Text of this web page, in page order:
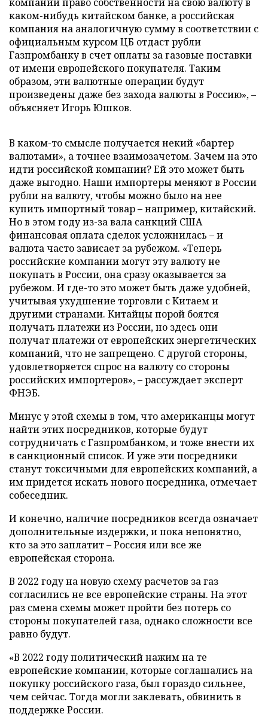
каком-нибудь китайском банке, а российская
компания на аналогичную сумму в соответствии с
официальным курсом ЦБ отдаст рубли
Газпромбанку в счет оплаты за газовые поставки
от имени европейского покупателя. Таким
образом, эти валютные операции будут
произведены даже без захода валюты в Россию», –
объясняет Игорь Юшков.
В каком-то смысле получается некий «бартер
валютами», а точнее взаимозачетом. Зачем на это
идти российской компании? Ей это может быть
даже выгодно. Наши импортеры меняют в России
рубли на валюту, чтобы можно было на нее
купить импортный товар – например, китайский.
Но в этом году из-за вала санкций США
финансовая оплата сделок усложнилась – и
валюта часто зависает за рубежом. «Теперь
российские компании могут эту валюту не
покупать в России, она сразу оказывается за
рубежом. И где-то это может быть даже удобней,
учитывая ухудшение торговли с Китаем и
другими странами. Китайцы порой боятся
получать платежи из России, но здесь они
получат платежи от европейских энергетических
компаний, что не запрещено. С другой стороны,
удовлетворяется спрос на валюту со стороны
российских импортеров», – рассуждает эксперт
ФНЭБ.
Минус у этой схемы в том, что американцы могут
найти этих посредников, которые будут
сотрудничать с Газпромбанком, и тоже внести их
в санкционный список. И уже эти посредники
станут токсичными для европейских компаний, а
им придется искать нового посредника, отмечает
собеседник.
И конечно, наличие посредников всегда означает
дополнительные издержки, и пока непонятно,
кто за это заплатит – Россия или все же
европейская сторона.
В 2022 году на новую схему расчетов за газ
согласились не все европейские страны. На этот
раз смена схемы может пройти без потерь со
стороны покупателей газа, однако сложности все
равно будут.
«В 2022 году политический нажим на те
европейские компании, которые соглашались на
покупку российского газа, был гораздо сильнее,
чем сейчас. Тогда могли заклевать, обвинить в
поддержке России.